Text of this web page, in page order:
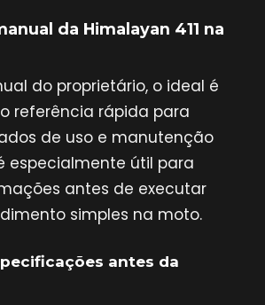
da Himalayan 411 na
do proprietário, o ideal é
referência rápida para
de uso e manutenção
especialmente útil para
antes de executar
simples na moto.
antes da